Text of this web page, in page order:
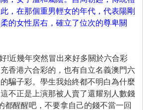
，在那個重男輕女的年代，代表陽剛
的女性居右，確立了位次的尊卑關
!近幾年突然冒出來好多關於六合彩
香港六合彩的，也有自立名義澳門六
騙子彩。學生我始終都不明白為什麼
不正是上演那被人賣了還耀别人數錢
都醒醒吧，不要拿自己的錢不當一回